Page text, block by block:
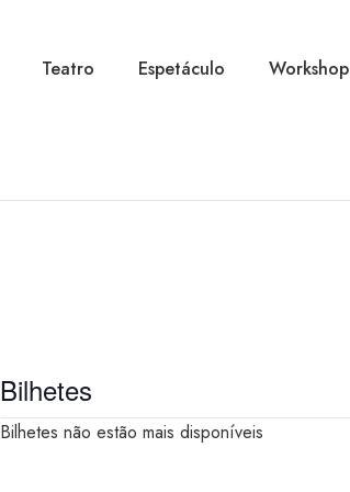
Teatro Espetáculo Workshop
Bilhetes
Bilhetes não estão mais disponíveis